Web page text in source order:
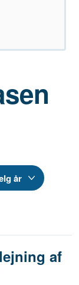
af